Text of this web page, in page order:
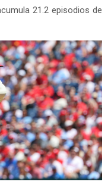
21.2 episodios de